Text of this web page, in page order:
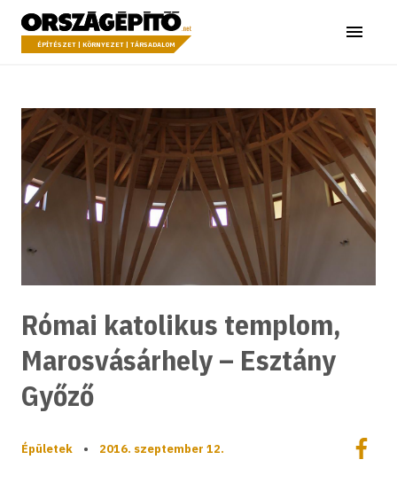
a tartalomhoz
Országépítő
ÉPÍTÉSZET | KÖRNYEZET | TÁRSADALOM Menü
Római katolikus templom,
Marosvásárhely – Esztány
Győző
Épületek • 2016. szeptember 12.